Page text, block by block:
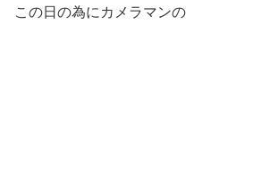
この日の為にカメラマンの